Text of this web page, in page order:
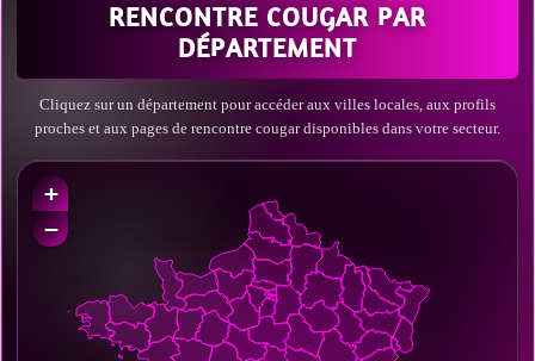
RENCONTRE COUGAR PAR
DÉPARTEMENT
Cliquez sur un département pour accéder aux villes locales, aux profils
proches et aux pages de rencontre cougar disponibles dans votre secteur.
+
−